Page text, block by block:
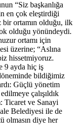
“Siz başkanlığa
en çok eleştirdiği
bir ortamın olduğu, ilk
olduğu yönündeydi.
ortamı için
üzerine; “Aslına
hissetmiyoruz.
9 ayda hiç iş
bildiğimiz
Güçlü yönetim
çalışıldık
Ticaret ve Sanayi
Belediyesi ile de
olmasın diye her